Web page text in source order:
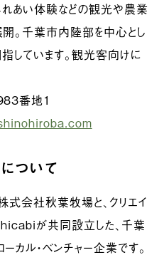
れあい体験などの観光や農業
。千葉市内陸部を中心とし
しています。観光客向けに
番地1
ついて
式会社秋葉牧場と、クリエイ
が共同設立した、千葉
カル・ベンチャー企業です。